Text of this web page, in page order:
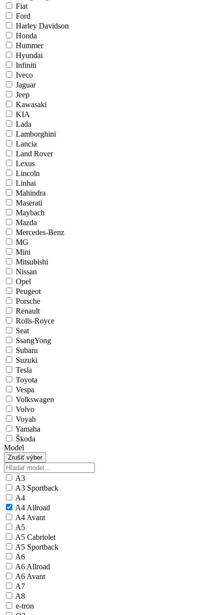
Fiat
Ford
Harley Davidson
Honda
Hummer
Hyundai
Infiniti
Iveco
Jaguar
Jeep
Kawasaki
KIA
Lada
Lamborghini
Lancia
Land Rover
Lexus
Lincoln
Linhai
Mahindra
Maserati
Maybach
Mazda
Mercedes-Benz
MG
Mini
Mitsubishi
Nissan
Opel
Peugeot
Porsche
Renault
Rolls-Royce
Seat
SsangYong
Subaru
Suzuki
Tesla
Toyota
Vespa
Volkswagen
Volvo
Voyah
Yamaha
Škoda
Model
Zrušiť výber
A3
A3 Sportback
A4
A4 Allroad
A4 Avant
A5
A5 Cabriolet
A5 Sportback
A6
A6 Allroad
A6 Avant
A7
A8
e-tron